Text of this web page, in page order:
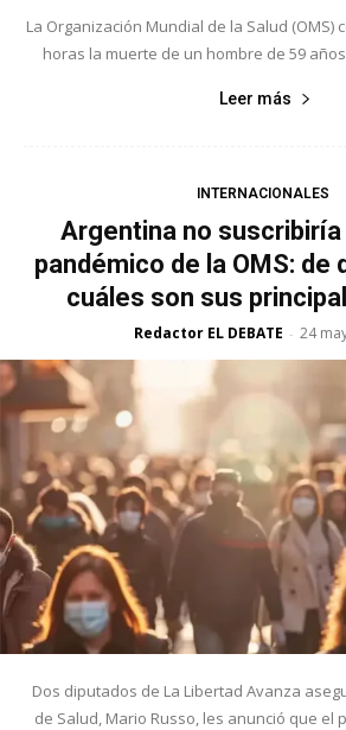
La Organización Mundial de la Salud (OMS)
horas la muerte de un hombre de 59
Leer más
INTERNACIONALES
Argentina no
pandémico de la OMS: de
cuáles son sus
Redactor EL DEBATE - 24
Dos diputados de La Libertad Avanza
de Salud, Mario Russo, les anunció que el